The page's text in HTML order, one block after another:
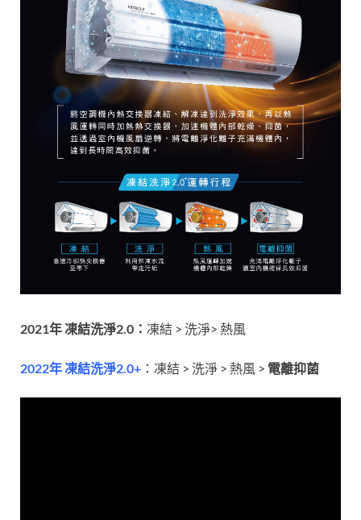
2021年 凍結洗淨2.0： 凍結 > 洗淨> 熱風
2022年 凍結洗淨2.0+ ：凍結 > 洗淨 > 熱風 > 電離抑菌